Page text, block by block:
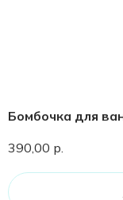
Бомбочка для
390,00 р.